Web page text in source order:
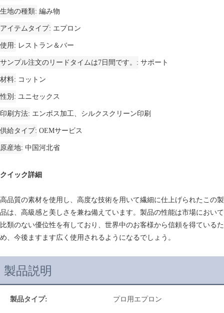
生地の種類 編み物
アイテムタイプ エプロン
使用 レストラン＆バー
サンプル注文のリードタイムは7日間です。 サポート
材料 コットン
性別 ユニセックス
印刷方法 エンボス加工、シルクスクリーン印刷
供給タイプ OEMサービス
原産地 中国河北省
クイック詳細
高品質の素材を使用し、高度な技術を用いて繊細に仕上げられたこの製
品は、高級感と美しさを兼ね備えています。製品の性能は市場において
比類のない優位性を有しており、世界中のお客様から信頼を得ているた
め、今後ますます広く使用されるようになるでしょう。
製品説明
製品タイプ: プロ用エプロン